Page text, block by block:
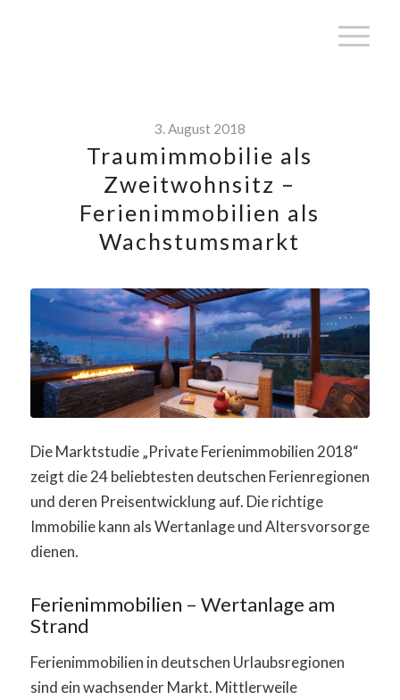
3. August 2018
Traumimmobilie als
Zweitwohnsitz –
Ferienimmobilien als
Wachstumsmarkt
Die Marktstudie „Private Ferienimmobilien 2018“
zeigt die 24 beliebtesten deutschen Ferienregionen
und deren Preisentwicklung auf. Die richtige
Immobilie kann als Wertanlage und Altersvorsorge
dienen.
Ferienimmobilien – Wertanlage am
Strand
Ferienimmobilien in deutschen Urlaubsregionen
sind ein wachsender Markt. Mittlerweile